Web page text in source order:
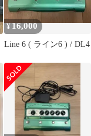
¥16,000
Line 6 ( ライン6 ) / DL4